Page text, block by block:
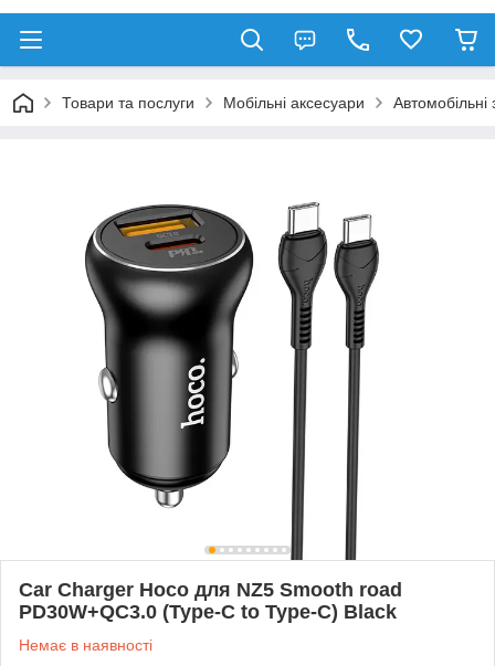
Товари та послуги Мобільні аксесуари Автомобільні
Car Charger Hoco для NZ5 Smooth road
PD30W+QC3.0 (Type-C to Type-C) Black
Немає в наявності